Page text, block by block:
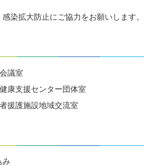
染拡大防止にご協力をお願いします。
議室
康支援センター団体室
援護施設地域交流室
み